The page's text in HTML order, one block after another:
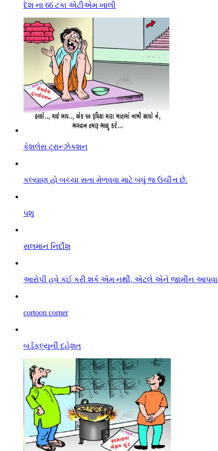
દેશ ના 66 ટકા એટીએમ ખાલી
કેશલેસ ટ્રાન્ઝેકશન
કલ્યાણ હો બચ્ચા સતા મેળવવા માટે બધું જ ઉચીત્ત છે.
પશુ
સલમાન નિર્દોશ
આરો૫ી હવે કંઈ કરી શકે એમ નથી, એટલે એને જામીન
cortoon corner
બર્ડફલ્યુની દહેશત